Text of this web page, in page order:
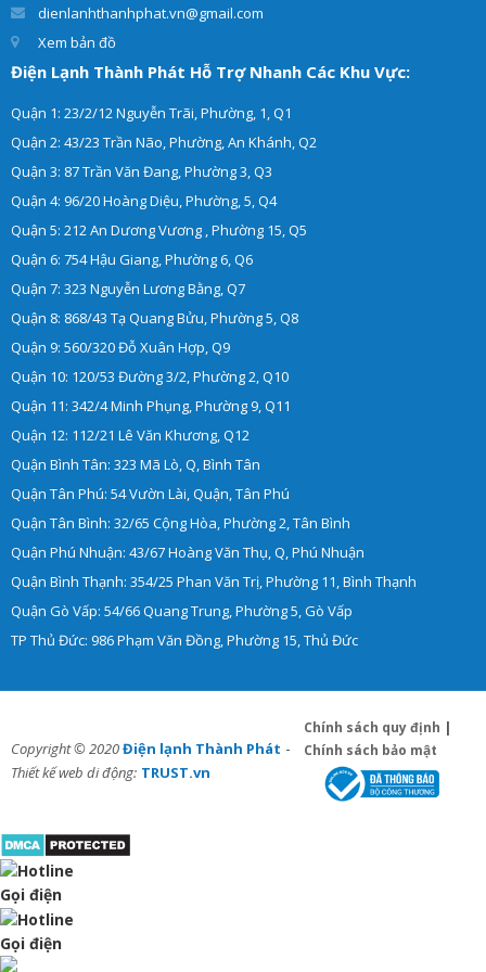
dienlanhthanhphat.vn@gmail.com
Xem bản đồ
Điện Lạnh Thành Phát Hỗ Trợ Nhanh Các Khu Vực:
Quận 1: 23/2/12 Nguyễn Trãi, Phường, 1, Q1
Quận 2: 43/23 Trần Não, Phường, An Khánh, Q2
Quận 3: 87 Trần Văn Đang, Phường 3, Q3
Quận 4: 96/20 Hoàng Diệu, Phường, 5, Q4
Quận 5: 212 An Dương Vương , Phường 15, Q5
Quận 6: 754 Hậu Giang, Phường 6, Q6
Quận 7: 323 Nguyễn Lương Bằng, Q7
Quận 8: 868/43 Tạ Quang Bửu, Phường 5, Q8
Quận 9: 560/320 Đỗ Xuân Hợp, Q9
Quận 10: 120/53 Đường 3/2, Phường 2, Q10
Quận 11: 342/4 Minh Phụng, Phường 9, Q11
Quận 12: 112/21 Lê Văn Khương, Q12
Quận Bình Tân: 323 Mã Lò, Q, Bình Tân
Quận Tân Phú: 54 Vườn Lài, Quận, Tân Phú
Quận Tân Bình: 32/65 Cộng Hòa, Phường 2, Tân Bình
Quận Phú Nhuận: 43/67 Hoàng Văn Thụ, Q, Phú Nhuận
Quận Bình Thạnh: 354/25 Phan Văn Trị, Phường 11, Bình Thạnh
Quận Gò Vấp: 54/66 Quang Trung, Phường 5, Gò Vấp
TP Thủ Đức: 986 Phạm Văn Đồng, Phường 15, Thủ Đức
Copyright © 2020Điện lạnh Thành Phát -
Thiết kế web di động: TRUST.vn
Chính sách quy định |
Chính sách bảo mật
Gọi điện
Gọi điện